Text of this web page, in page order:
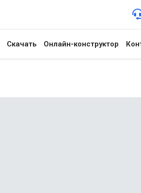
Скачать Онлайн-конструктор